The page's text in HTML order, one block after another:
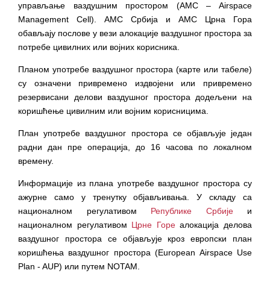
управљање ваздушним простором (АМC – Airspace
Management Cell). АМC Србија и АМC Црна Гора
обављају послове у вези алокације ваздушног простора за
потребе цивилних или војних корисника.
Планом употребе ваздушног простора (карте или табеле)
су означени привремено издвојени или привремено
резервисани делови ваздушног простора додељени на
коришћење цивилним или војним корисницима.
План употребе ваздушног простора се објављује један
радни дан пре операција, до 16 часова по локалном
времену.
Информације из плана употребе ваздушног простора су
ажурне само у тренутку објављивања. У складу са
националном регулативом Републике Србијеи
националном регулативом Црне Гореалокација делова
ваздушног простора се објављује кроз европски план
коришћења ваздушног простора (European Airspace Use
Plan - AUP) или путем NOTAM.